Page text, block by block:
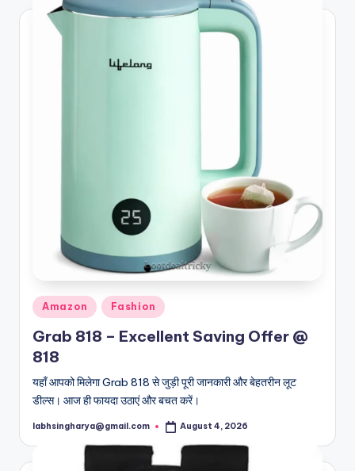
Posted
in
Amazon Fashion
Grab 818 – Excellent Saving Offer @
818
यहाँ आपको मिलेगा Grab 818 से जुड़ी पूरी जानकारी और बेहतरीन लूट
डील्स। आज ही फायदा उठाएं और बचत करें।
Posted
labhsingharya@gmail.com August 4, 2026